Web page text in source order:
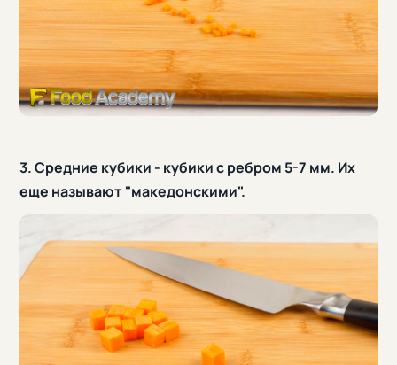
3. Средние кубики - кубики с ребром 5-7 мм. Их
еще называют "македонскими".